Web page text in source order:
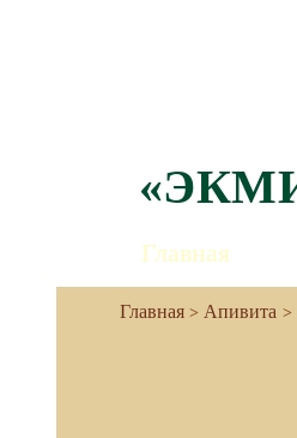
Главная
Апивита